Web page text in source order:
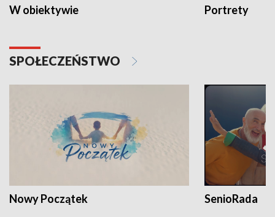
W obiektywie Portrety
SPOŁECZEŃSTWO
Nowy Początek SenioRada